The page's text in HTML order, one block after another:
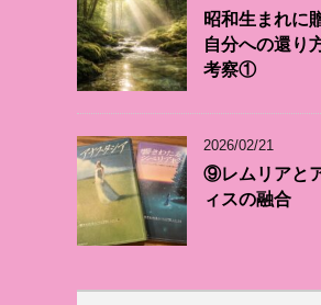
昭和生まれに
自分への還り
考察①
2026/02/21
⑨レムリアと
ィスの融合